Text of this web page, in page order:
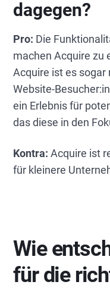
dagegen?
Pro: Die
machen Acquire zu
Acquire ist es
Website-
ein Erlebnis für
das diese in den
Kontra: Acquire ist
für kleinere
Wie
für die